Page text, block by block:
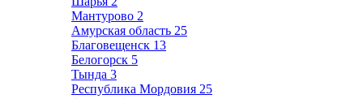
Мантурово 2
Амурская область 25
Благовещенск 13
Белогорск 5
Тында 3
Республика Мордовия 25